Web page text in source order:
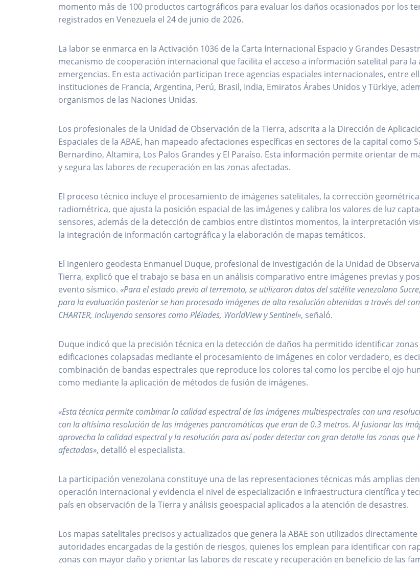
momento más de 100 productos cartográficos para evaluar los daños ocasionados por los
registrados en Venezuela el 24 de junio de 2026.
La labor se enmarca en la Activación 1036 de la Carta Internacional Espacio y Grandes
mecanismo de cooperación internacional que facilita el acceso a información satelital para la
emergencias. En esta activación participan trece agencias espaciales internacionales, entre
instituciones de Francia, Argentina, Perú, Brasil, India, Emiratos Árabes Unidos y Türkiye,
organismos de las Naciones Unidas.
Los profesionales de la Unidad de Observación de la Tierra, adscrita a la Dirección de
Espaciales de la ABAE, han mapeado afectaciones específicas en sectores de la capital como
Bernardino, Altamira, Los Palos Grandes y El Paraíso. Esta información permite orientar de
y segura las labores de recuperación en las zonas afectadas.
El proceso técnico incluye el procesamiento de imágenes satelitales, la corrección
radiométrica, que ajusta la posición espacial de las imágenes y calibra los valores de luz
sensores, además de la detección de cambios entre distintos momentos, la interpretación
la integración de información cartográfica y la elaboración de mapas temáticos.
El ingeniero geodesta Enmanuel Duque, profesional de investigación de la Unidad de
Tierra, explicó que el trabajo se basa en un análisis comparativo entre imágenes previas y
evento sísmico. «Para el estado previo al terremoto, se utilizaron datos del satélite venezolano
para la evaluación posterior se han procesado imágenes de alta resolución obtenidas a través del
CHARTER, incluyendo sensores como Pléiades, WorldView y Sentinel», señaló.
Duque indicó que la precisión técnica en la detección de daños ha permitido identificar
edificaciones colapsadas mediante el procesamiento de imágenes en color verdadero, es
combinación de bandas espectrales que reproduce los colores tal como los percibe el ojo
como mediante la aplicación de métodos de fusión de imágenes.
«Esta técnica permite combinar la calidad espectral de las imágenes multiespectrales con una
con la altísima resolución de las imágenes pancromáticas que eran de 0.3 metros. Al fusionar las
aprovecha la calidad espectral y la resolución para así poder detectar con gran detalle las zonas que
afectadas», detalló el especialista.
La participación venezolana constituye una de las representaciones técnicas más amplias
operación internacional y evidencia el nivel de especialización e infraestructura científica y
país en observación de la Tierra y análisis geoespacial aplicados a la atención de desastres.
Los mapas satelitales precisos y actualizados que genera la ABAE son utilizados directamente
autoridades encargadas de la gestión de riesgos, quienes los emplean para identificar con
zonas con mayor daño y orientar las labores de rescate y recuperación en beneficio de las